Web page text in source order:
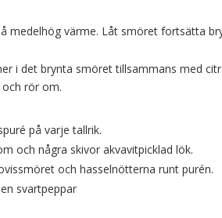
medelhög värme. Låt smöret fortsätta
i det brynta smöret tillsammans med
rör om.
på varje tallrik.
och några skivor akvavitpicklad lök.
och hasselnötterna runt purén.
svartpeppar